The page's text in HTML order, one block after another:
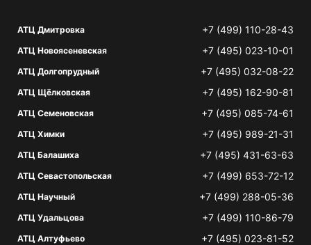
АТЦ Дмитровка +7 (499) 110-28-43
АТЦ Новоясеневская +7 (495) 023-10-01
АТЦ Долгопрудный +7 (495) 032-08-22
АТЦ Щёлковская +7 (495) 162-90-81
АТЦ Семеновская +7 (495) 085-74-61
АТЦ Химки +7 (495) 989-21-31
АТЦ Балашиха +7 (495) 431-63-63
АТЦ Севастопольская +7 (499) 653-72-12
АТЦ Научный +7 (499) 288-05-36
АТЦ Удальцова +7 (499) 110-86-79
АТЦ Алтуфьево +7 (495) 023-81-52